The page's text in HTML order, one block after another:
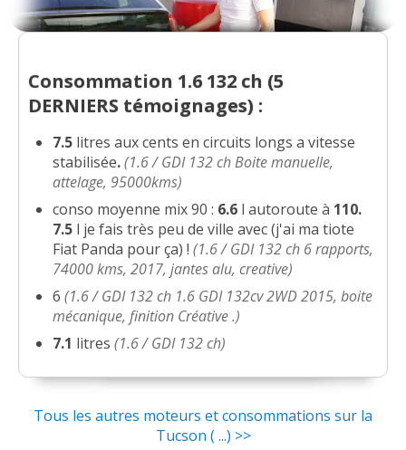
Consommation 1.6 132 ch (5
DERNIERS témoignages) :
7.5 litres aux cents en circuits longs a vitesse
stabilisée. (1.6 / GDI 132 ch Boite manuelle,
attelage, 95000kms)
conso moyenne mix90 : 6.6 l autoroute à 110.
7.5 l je fais très peu de ville avec (j'ai ma tiote
Fiat Panda pour ça) !(1.6 / GDI 132 ch 6 rapports,
74000 kms, 2017, jantes alu, creative)
6(1.6 / GDI 132 ch 1.6 GDI 132cv 2WD 2015, boite
mécanique, finition Créative .)
7.1 litres(1.6 / GDI 132 ch)
Tous les autres moteurs et consommations sur la
Tucson ( ...) >>